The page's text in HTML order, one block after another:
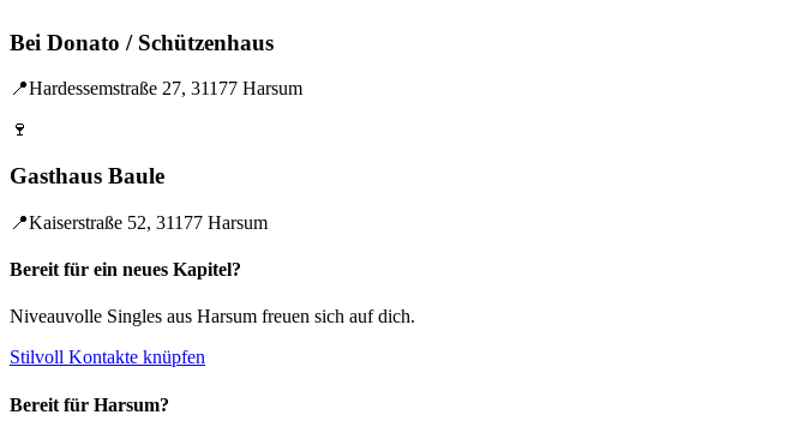
Bei Donato / Schützenhaus
📍Hardessemstraße 27, 31177 Harsum
🍷
Gasthaus Baule
📍Kaiserstraße 52, 31177 Harsum
Bereit für ein neues Kapitel?
Niveauvolle Singles aus Harsum freuen sich auf dich.
Stilvoll Kontakte knüpfen
Bereit für Harsum?